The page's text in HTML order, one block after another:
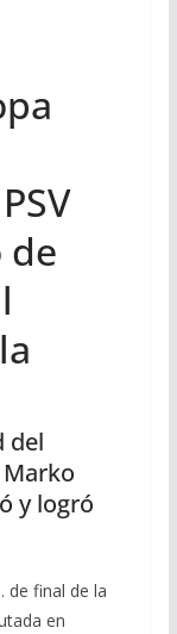
de
del
y logró
de final de la
en